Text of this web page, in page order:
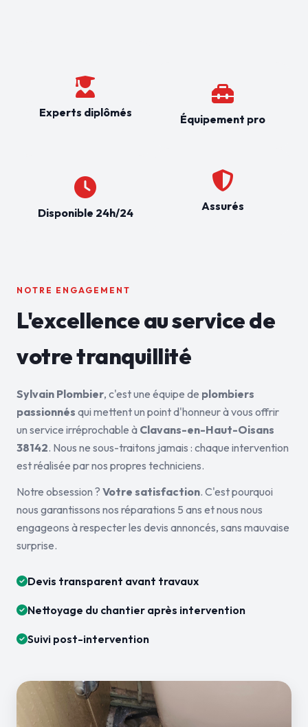
Experts diplômés
Disponible 24h/24
Équipement pro
Assurés
NOTRE ENGAGEMENT
L'excellence au service de
votre tranquillité
Sylvain Plombier, c'est une équipe de plombiers
passionnés qui mettent un point d'honneur à vous offrir
un service irréprochable à Clavans-en-Haut-Oisans
38142. Nous ne sous-traitons jamais : chaque intervention
est réalisée par nos propres techniciens.
Notre obsession ? Votre satisfaction. C'est pourquoi
nous garantissons nos réparations 5 ans et nous nous
engageons à respecter les devis annoncés, sans mauvaise
surprise.
Devis transparent avant travaux
Nettoyage du chantier après intervention
Suivi post-intervention